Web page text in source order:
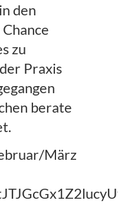
den
zu
Praxis
berate
März